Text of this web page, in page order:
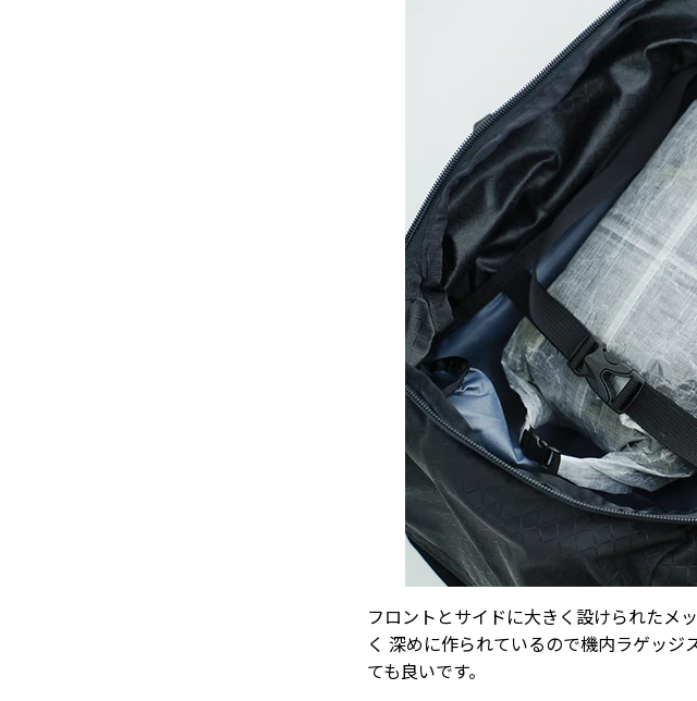
フロントとサイドに大きく設けられたメ
く 深めに作られているので機内ラゲッジ
ても良いです。